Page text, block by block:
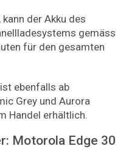
der Akku des
gemäss
für den gesamten
ebenfalls ab
Grey und Aurora
Handel erhältlich.
Motorola Edge 30